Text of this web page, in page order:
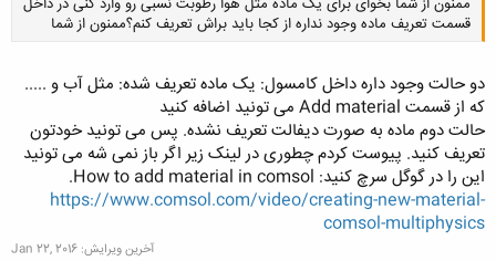
قسمت تعریف ماده وجود نداره از کجا باید براش تعریف کنم؟ممنون از شما
کلیک کنید تا باز شود...
دو حالت وجود داره داخل کامسول: یک ماده تعریف شده: مثل آب و .....
که از قسمت Add material می تونید اضافه کنید
حالت دوم ماده به صورت دیفالت تعریف نشده. پس می تونید خودتون
تعریف کنید. پیوست کردم چطوری در لینک زیر اگر باز نمی شه می تونید
این را در گوگل سرچ کنید: How to add material in comsol.
https://www.comsol.com/video/creating-new-material-
comsol-multiphysics
آخرین ویرایش: Jan 22, 2016